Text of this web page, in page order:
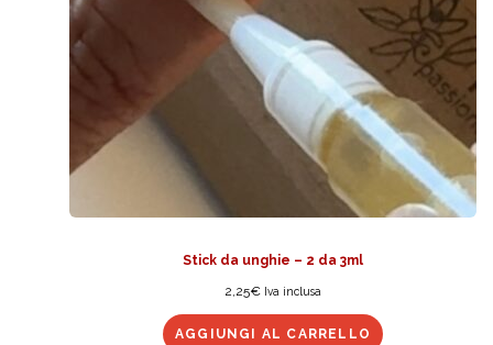
Stick da unghie – 2 da 3ml
2,25€ Iva inclusa
AGGIUNGI AL CARRELLO